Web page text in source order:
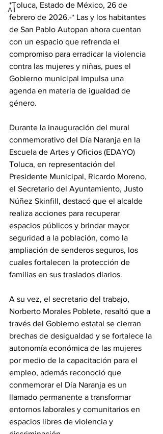
All
*Toluca, Estado de México, 26 de
febrero de 2026.-* Las y los habitantes
de San Pablo Autopan ahora cuentan
con un espacio que refrenda el
compromiso para erradicar la violencia
contra las mujeres y niñas, pues el
Gobierno municipal impulsa una
agenda en materia de igualdad de
género.
Durante la inauguración del mural
conmemorativo del Día Naranja en la
Escuela de Artes y Oficios (EDAYO)
Toluca, en representación del
Presidente Municipal, Ricardo Moreno,
el Secretario del Ayuntamiento, Justo
Núñez Skinfill, destacó que el alcalde
realiza acciones para recuperar
espacios públicos y brindar mayor
seguridad a la población, como la
ampliación de senderos seguros, los
cuales fortalecen la protección de
familias en sus traslados diarios.
A su vez, el secretario del trabajo,
Norberto Morales Poblete, resaltó que a
través del Gobierno estatal se cierran
brechas de desigualdad y se fortalece la
autonomía económica de las mujeres
por medio de la capacitación para el
empleo, además reconoció que
conmemorar el Día Naranja es un
llamado permanente a transformar
entornos laborales y comunitarios en
espacios libres de violencia y